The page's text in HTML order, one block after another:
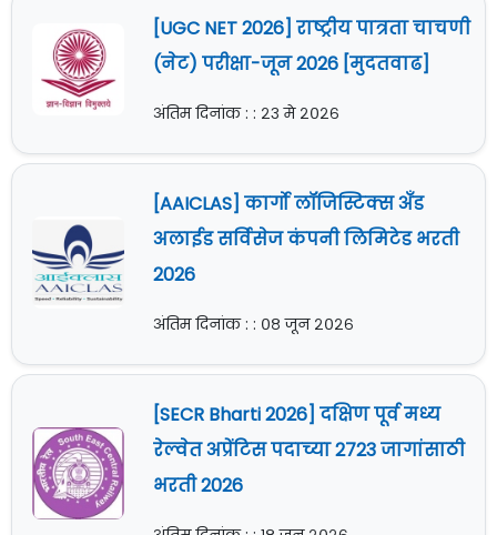
[UGC NET 2026] राष्ट्रीय पात्रता चाचणी
(नेट) परीक्षा-जून 2026 [मुदतवाढ]
अंतिम दिनांक : : २३ मे २०२६
[AAICLAS] कार्गो लॉजिस्टिक्स अँड
अलाईड सर्विसेज कंपनी लिमिटेड भरती
2026
अंतिम दिनांक : : ०८ जून २०२६
[SECR Bharti 2026] दक्षिण पूर्व मध्य
रेल्वेत अप्रेंटिस पदाच्या 2723 जागांसाठी
भरती 2026